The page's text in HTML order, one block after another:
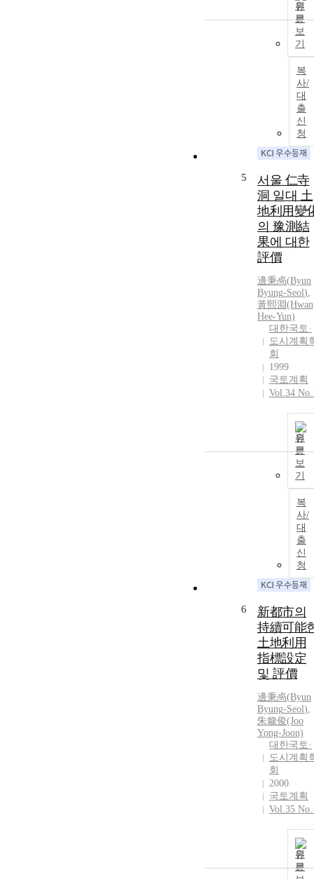
원
문
보
기
복
사/
대
출
신
청
5
서울 仁寺
洞 일대 土
地利用變
의 豫測結
果에 대한
評價
邊秉卨(Byun
Byung-Seol),
黃熙淵
Hee-Yun)
대한국토·
도시계획
회
1999
국토계획
Vol.34
원
문
보
기
복
사/
대
출
신
청
6
新都市의
持續可能
土地利用
指標設定
및 評價
邊秉卨(Byun
Byung-Seol),
朱龍俊(Joo
Yong-Joon)
대한국토·
도시계획
회
2000
국토계획
Vol.35
원
문